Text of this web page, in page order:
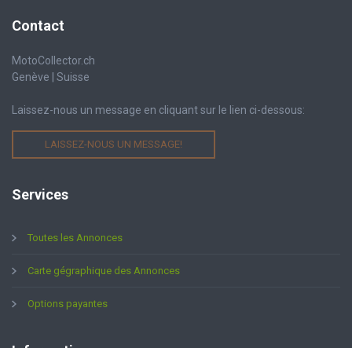
Contact
MotoCollector.ch
Genève | Suisse
Laissez-nous un message en cliquant sur le lien ci-dessous:
LAISSEZ-NOUS UN MESSAGE!
Services
Toutes les Annonces
Carte gégraphique des Annonces
Options payantes